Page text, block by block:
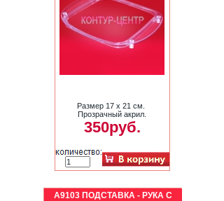
Размер 17 х 21 см.
Прозрачный акрил.
350руб.
A9103 ПОДСТАВКА - РУКА C